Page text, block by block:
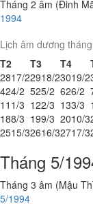
Tháng 2 âm (Đinh
1994
Lịch âm dương
T2
T3 T4
2817/22918/23019/2
424/2 525/2 626/2
11 1/3 122/3 133/3
188/3 199/3 2010/3
2515/32616/32717/3
Tháng 5/
Tháng 3 âm (Mậu
5/1994